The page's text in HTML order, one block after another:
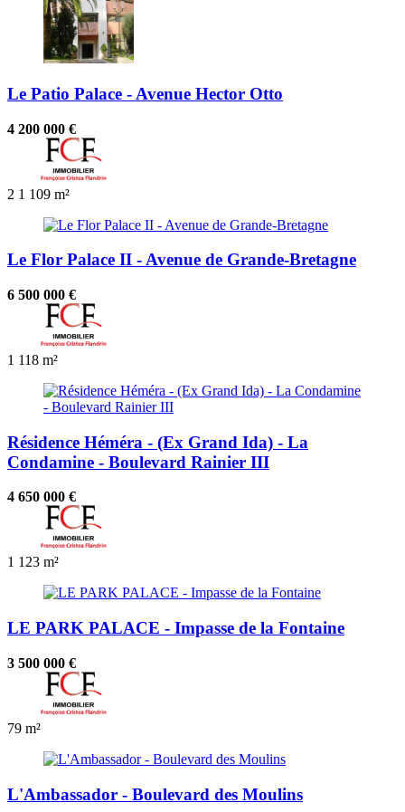
Le Patio Palace - Avenue Hector Otto
4 200 000 €
2 1 109 m²
Le Flor Palace II - Avenue de Grande-Bretagne
6 500 000 €
1 118 m²
Résidence Héméra - (Ex Grand Ida) - La
Condamine - Boulevard Rainier III
4 650 000 €
1 123 m²
LE PARK PALACE - Impasse de la Fontaine
3 500 000 €
79 m²
L'Ambassador - Boulevard des Moulins